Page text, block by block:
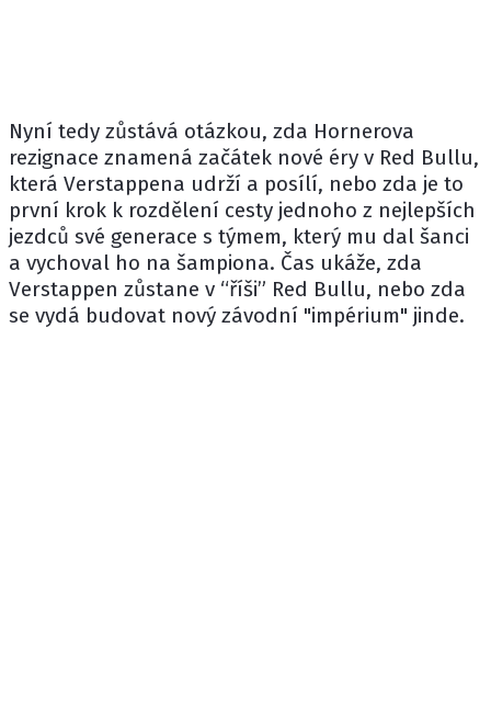
Nyní tedy zůstává otázkou, zda Hornerova
rezignace znamená začátek nové éry v Red Bullu,
která Verstappena udrží a posílí, nebo zda je to
první krok k rozdělení cesty jednoho z nejlepších
jezdců své generace s týmem, který mu dal šanci
a vychoval ho na šampiona. Čas ukáže, zda
Verstappen zůstane v “říši” Red Bullu, nebo zda
se vydá budovat nový závodní "impérium" jinde.